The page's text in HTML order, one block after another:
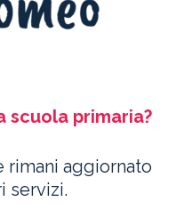
scuola primaria?
rimani aggiornato
servizi.